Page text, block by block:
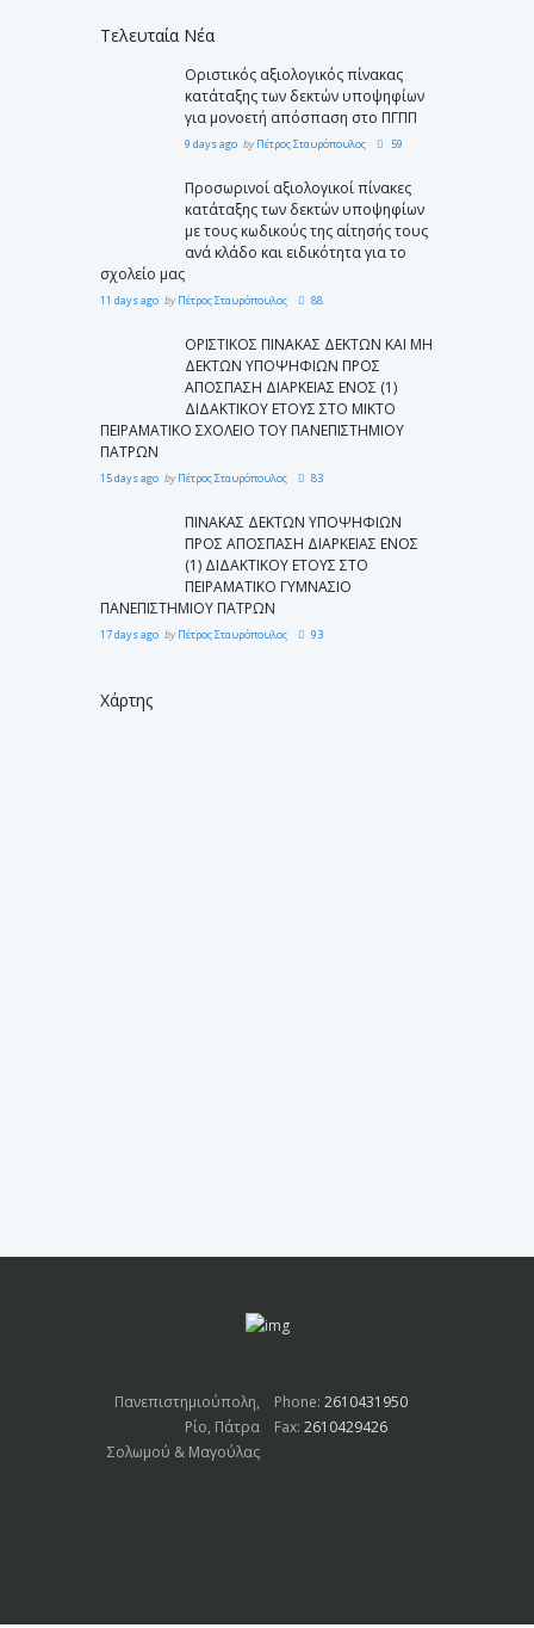
Τελευταία Νέα
Οριστικός αξιολογικός πίνακας
κατάταξης των δεκτών υποψηφίων
για μονοετή απόσπαση στο ΠΓΠΠ
9 days ago byΠέτρος Σταυρόπουλος 59
Προσωρινοί αξιολογικοί πίνακες
κατάταξης των δεκτών υποψηφίων
με τους κωδικούς της αίτησής τους
ανά κλάδο και ειδικότητα για το
σχολείο μας
11 days ago byΠέτρος Σταυρόπουλος 88
ΟΡΙΣΤΙΚΟΣ ΠΙΝΑΚΑΣ ΔΕΚΤΩΝ ΚΑΙ ΜΗ
ΔΕΚΤΩΝ ΥΠΟΨΗΦΙΩΝ ΠΡΟΣ
ΑΠΟΣΠΑΣΗ ΔΙΑΡΚΕΙΑΣ ΕΝΟΣ (1)
ΔΙΔΑΚΤΙΚΟΥ ΕΤΟΥΣ ΣΤΟ ΜΙΚΤΟ
ΠΕΙΡΑΜΑΤΙΚΟ ΣΧΟΛΕΙΟ ΤΟΥ ΠΑΝΕΠΙΣΤΗΜΙΟΥ
ΠΑΤΡΩΝ
15 days ago byΠέτρος Σταυρόπουλος 83
ΠΙΝΑΚΑΣ ΔΕΚΤΩΝ ΥΠΟΨΗΦΙΩΝ
ΠΡΟΣ ΑΠΟΣΠΑΣΗ ΔΙΑΡΚΕΙΑΣ ΕΝΟΣ
(1) ΔΙΔΑΚΤΙΚΟΥ ΕΤΟΥΣ ΣΤΟ
ΠΕΙΡΑΜΑΤΙΚΟ ΓΥΜΝΑΣΙΟ
ΠΑΝΕΠΙΣΤΗΜΙΟΥ ΠΑΤΡΩΝ
17 days ago byΠέτρος Σταυρόπουλος 93
Χάρτης
Phone: 2610431950
Fax: 2610429426
Πανεπιστημιούπολη,
Ρίο, Πάτρα
Σολωμού & Μαγούλας